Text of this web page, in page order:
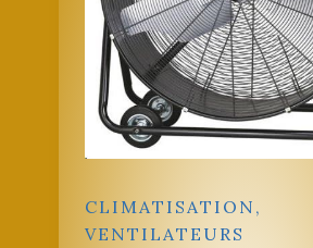
CLIMATISATION,
VENTILATEURS